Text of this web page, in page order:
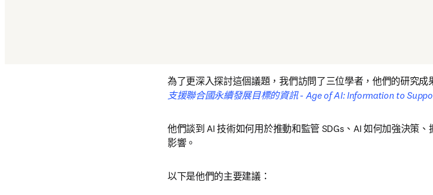
為了更深入探討這個議題，我們訪問了三位學者，他們的研究成
支援聯合國永續發展目標的資訊 - Age of AI: Information to
他們談到 AI 技術如何用於推動和監管 SDGs、AI 如何加強決策
影響。
以下是他們的主要建議：